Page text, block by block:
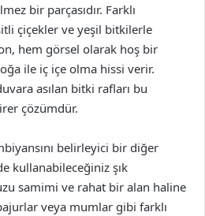
bir parçasıdır. Farklı
çiçekler ve yeşil bitkilerle
hem görsel olarak hoş bir
ile iç içe olma hissi verir.
asılan bitki rafları bu
çözümdür.
belirleyici bir diğer
kullanabileceğiniz şık
samimi ve rahat bir alan haline
veya mumlar gibi farklı